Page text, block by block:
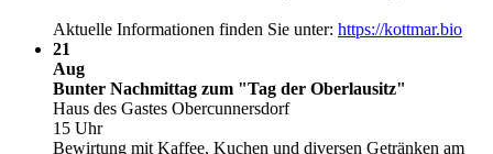
Aktuelle Informationen finden Sie unter: https:/​­/​­kottmar.bio
21
Aug
Bunter Nachmittag zum "Tag der Oberlausitz"
Haus des Gastes Obercunnersdorf
15 Uhr
Bewirtung mit Kaffee, Kuchen und diversen Getränken am